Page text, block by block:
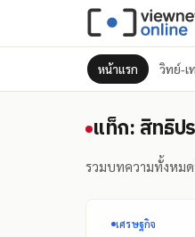
หน้าแรก วิทย์-เ
แท็ก: สิ
แท็ก: สิทธิป
รวมบทความทั้งหม
เศรษฐกิจ